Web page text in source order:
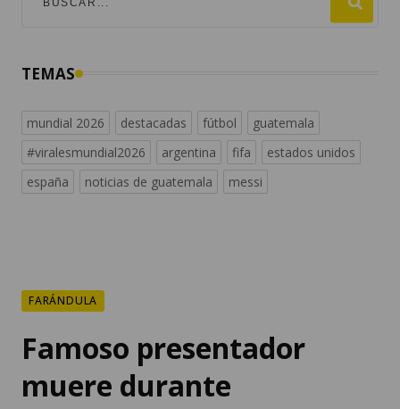
TEMAS
mundial 2026 destacadas fútbol
guatemala
#viralesmundial2026
argentina fifa
estados unidos
españa
noticias de guatemala messi
FARÁNDULA
Famoso presentador
muere durante